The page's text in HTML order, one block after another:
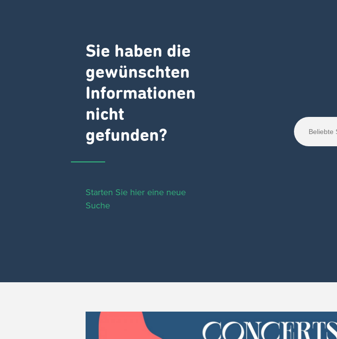
Sie haben die
gewünschten
Informationen
nicht
gefunden?
Starten Sie hier eine neue
Suche